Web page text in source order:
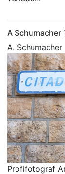
A Schumacher
A. Schumacher
Profifotograf